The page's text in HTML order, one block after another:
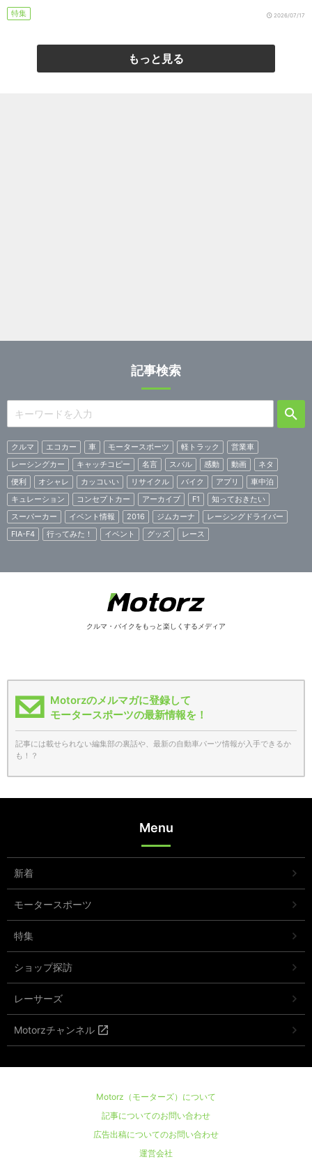
特集 2026/07/17
もっと見る
記事検索
クルマ エコカー 車 モータースポーツ 軽トラック
営業車
レーシングカー
キャッチコピー 名言 スバル 感動 動画
ネタ
便利
オシャレ カッコいい リサイクル バイク アプリ
車中泊
キュレーション
コンセプトカー アーカイブ F1
知っておきたい
スーパーカー
イベント情報 2016 ジムカーナ
レーシングドライバー
FIA-F4
行ってみた！ イベント グッズ レース
クルマ・バイクをもっと楽しくするメディア
Motorzのメルマガに登録して
モータースポーツの最新情報を！
記事には載せられない編集部の裏話や、最新の自動車パーツ情報が入手できるか
も！？
Menu
新着
モータースポーツ
特集
ショップ探訪
レーサーズ
Motorzチャンネル
Motorz（モーターズ）について
記事についてのお問い合わせ
広告出稿についてのお問い合わせ
運営会社